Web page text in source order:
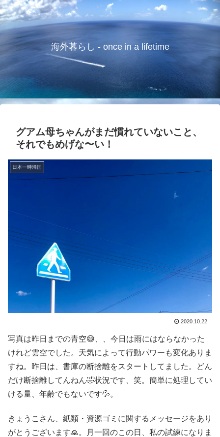
海外暮らし - once in a lifetime
グアム母ちゃんがまだ慣れていないこと、
それでもめげな〜い！
日本一時帰国
2020.10.22
写真は昨日までの青空😅、、今日は雨にはならなかった
けれど雲空でした。天気によって行動パワーも変化ありま
すね。昨日は、書庫の断捨離をスタートしてました。どん
だけ断捨離してんねん🤣状況です、笑。簡単に処理してい
ける量、年齢でもないです💦。
きょうこさん、紙類・資源ゴミに関するメッセージをあり
がとうございます🙏。月一回のこの日、私の試練になりま